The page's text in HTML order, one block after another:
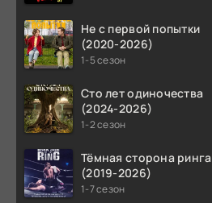
Не с первой попытки
(2020-2026)
1-5 сезон
Сто лет одиночества
(2024-2026)
1-2 сезон
Тёмная сторона ринга
(2019-2026)
1-7 сезон